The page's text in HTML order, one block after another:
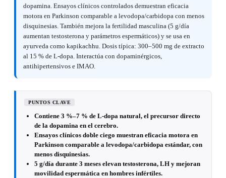
dopamina. Ensayos clínicos controlados demuestran eficacia
motora en Parkinson comparable a levodopa/carbidopa con menos
disquinesias. También mejora la fertilidad masculina (5 g/día
aumentan testosterona y parámetros espermáticos) y se usa en
ayurveda como kapikachhu. Dosis típica: 300–500 mg de extracto
al 15 % de L-dopa. Interactúa con dopaminérgicos,
antihipertensivos e IMAO.
PUNTOS CLAVE
Contiene 3 %–7 % de L-dopa natural, el precursor directo
de la dopamina en el cerebro.
Ensayos clínicos doble ciego muestran eficacia motora en
Parkinson comparable a levodopa/carbidopa estándar, con
menos disquinesias.
5 g/día durante 3 meses elevan testosterona, LH y mejoran
movilidad espermática en hombres infértiles.